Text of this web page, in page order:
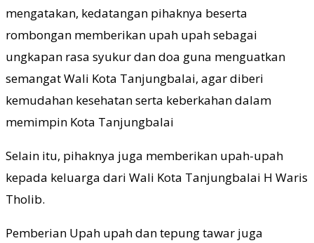
mengatakan, kedatangan pihaknya beserta
rombongan memberikan upah upah sebagai
ungkapan rasa syukur dan doa guna menguatkan
semangat Wali Kota Tanjungbalai, agar diberi
kemudahan kesehatan serta keberkahan dalam
memimpin Kota Tanjungbalai
Selain itu, pihaknya juga memberikan upah-upah
kepada keluarga dari Wali Kota Tanjungbalai H Waris
Tholib.
Pemberian Upah upah dan tepung tawar juga